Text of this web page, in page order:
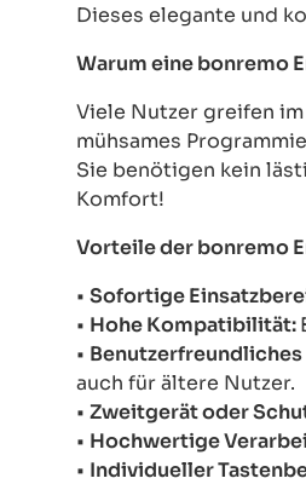
Dieses elegante und
Warum eine bonremo
Viele Nutzer greifen
mühsames
Sie benötigen kein
Komfort!
Vorteile der bonremo
• Sofortige
• Hohe Kompatibilität:
• Benutzerfreundliches
auch für ältere Nutzer.
• Zweitgerät oder
• Hochwertige
• Individueller